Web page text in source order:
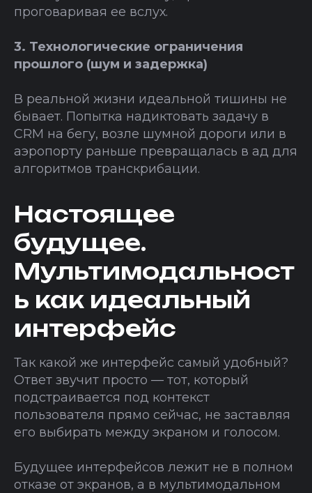
проговаривая ее вслух.
3. Технологические ограничения
прошлого (шум и задержка)
В реальной жизни идеальной тишины не
бывает. Попытка надиктовать задачу в
CRM на бегу, возле шумной дороги или в
аэропорту раньше превращалась в ад для
алгоритмов транскрибации.
Настоящее
будущее.
Мультимодальност
ь как идеальный
интерфейс
Так какой же интерфейс самый удобный?
Ответ звучит просто — тот, который
подстраивается под контекст
пользователя прямо сейчас, не заставляя
его выбирать между экраном и голосом.
Будущее интерфейсов лежит не в полном
отказе от экранов, а в мультимодальном